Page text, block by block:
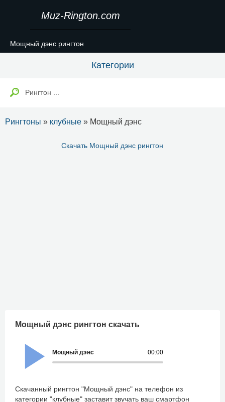
Muz-Rington.com
Мощный дэнс рингтон
Категории
Рингтоны » клубные » Мощный дэнс
Скачать Мощный дэнс рингтон
Мощный дэнс рингтон скачать
00:00
Мощный дэнс
Скачанный рингтон "Мощный дэнс" на телефон из
категории "клубные" заставит звучать ваш смартфон